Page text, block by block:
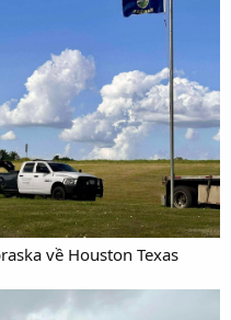
về Houston Texas